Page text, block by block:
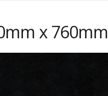
x 760mm